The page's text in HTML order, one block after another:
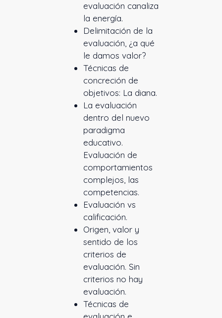
evaluación canaliza
la energía.
Delimitación de la
evaluación, ¿a qué
le damos valor?
Técnicas de
concreción de
objetivos: La diana.
La evaluación
dentro del nuevo
paradigma
educativo.
Evaluación de
comportamientos
complejos, las
competencias.
Evaluación vs
calificación.
Origen, valor y
sentido de los
criterios de
evaluación. Sin
criterios no hay
evaluación.
Técnicas de